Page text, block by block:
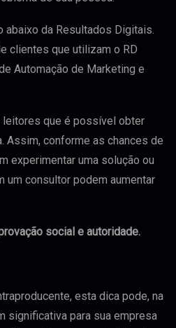
abaixo da Resultados Digitais.
clientes que utilizam o RD
Automação de Marketing e
que é possível obter
Assim, conforme as chances de
experimentar uma solução ou
um consultor podem aumentar
social e autoridade.
esta dica pode, na
significativa para sua empresa